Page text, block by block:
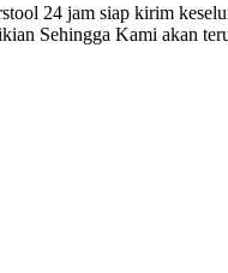
24 jam siap kirim
Sehingga Kami akan